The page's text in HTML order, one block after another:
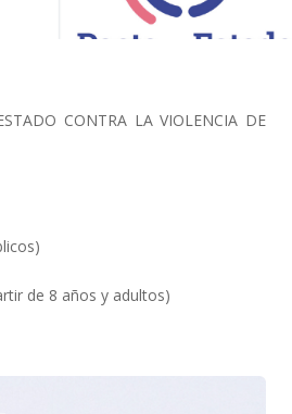
CONTRA LA VIOLENCIA DE
de 8 años y adultos)